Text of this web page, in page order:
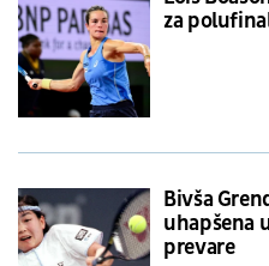
za
Bivša
uhapšena
prevare